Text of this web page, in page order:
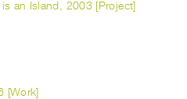
an Island, 2003 [Project]
[Work]